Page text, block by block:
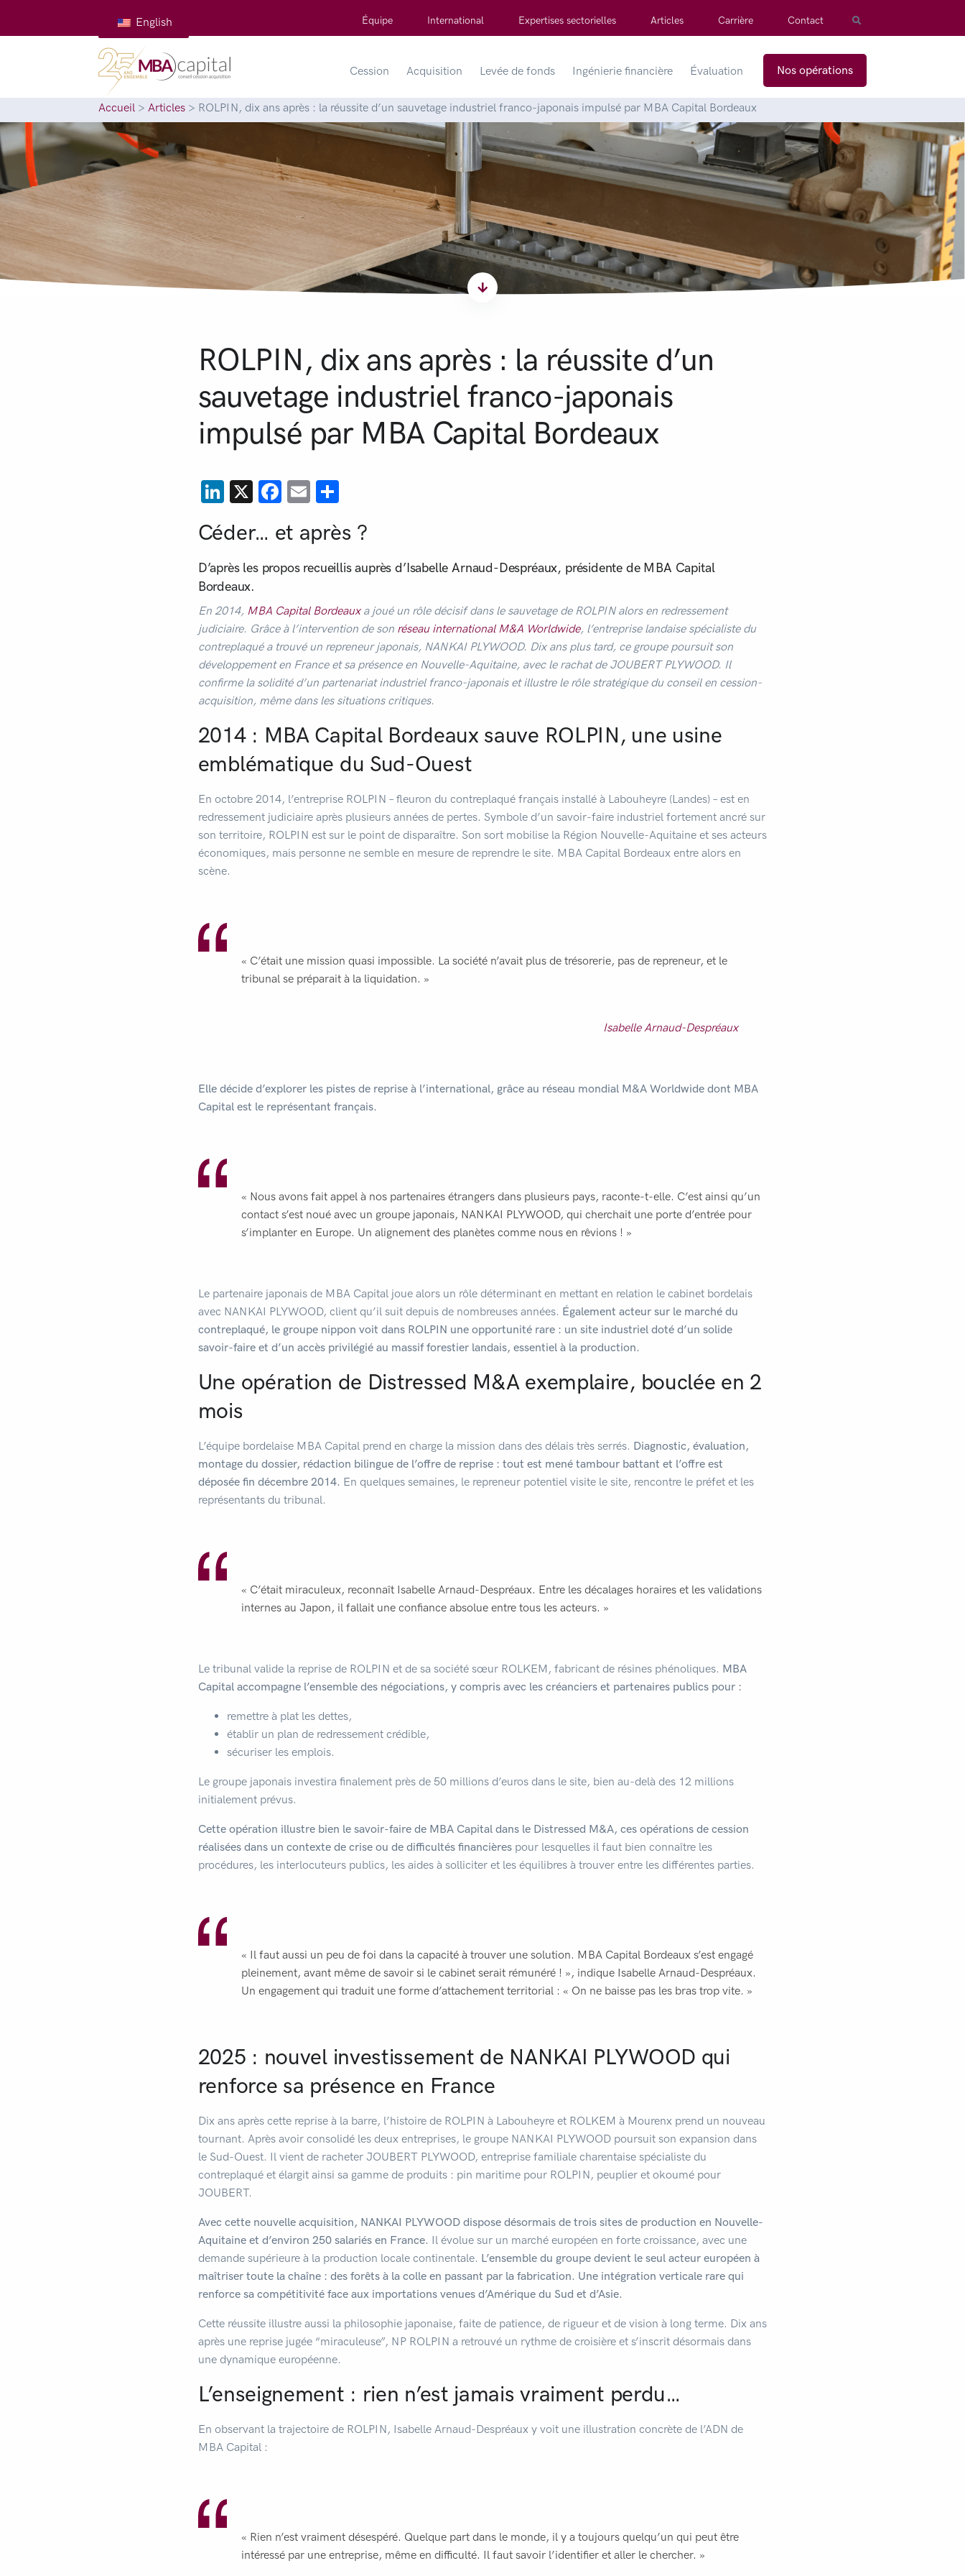
English Équipe International Expertises sectorielles Articles Carrière Contact
Cession Acquisition Levée de fonds Ingénierie financière Évaluation Nos opérations
Accueil > Articles > ROLPIN, dix ans après : la réussite d’un sauvetage industriel franco-japonais impulsé par MBA Capital Bordeaux
ROLPIN, dix ans après : la réussite d’un
sauvetage industriel franco-japonais
impulsé par MBA Capital Bordeaux
LinkedIn
X Facebook
EmailPartager
Céder… et après ?
D’après les propos recueillis auprès d’Isabelle Arnaud-Despréaux, présidente de MBA Capital
Bordeaux.
En 2014,MBA Capital Bordeaux a joué un rôle décisif dans le sauvetage de ROLPIN alors en redressement
judiciaire. Grâce à l’intervention de son réseau international M&A Worldwide, l’entreprise landaise spécialiste du
contreplaqué a trouvé un repreneur japonais, NANKAI PLYWOOD. Dix ans plus tard, ce groupe poursuit son
développement en France et sa présence en Nouvelle-Aquitaine, avec le rachat de JOUBERT PLYWOOD. Il
confirme la solidité d’un partenariat industriel franco-japonais et illustre le rôle stratégique du conseil en cession-
acquisition, même dans les situations critiques.
2014 : MBA Capital Bordeaux sauve ROLPIN, une usine
emblématique du Sud-Ouest
En octobre 2014, l’entreprise ROLPIN – fleuron du contreplaqué français installé à Labouheyre (Landes) – est en
redressement judiciaire après plusieurs années de pertes. Symbole d’un savoir-faire industriel fortement ancré sur
son territoire, ROLPIN est sur le point de disparaître. Son sort mobilise la Région Nouvelle-Aquitaine et ses acteurs
économiques, mais personne ne semble en mesure de reprendre le site. MBA Capital Bordeaux entre alors en
scène.
« C’était une mission quasi impossible. La société n’avait plus de trésorerie, pas de repreneur, et le
tribunal se préparait à la liquidation. »
Isabelle Arnaud-Despréaux
Elle décide d’explorer les pistes de reprise à l’international, grâce au réseau mondial M&A Worldwide dont MBA
Capital est le représentant français.
« Nous avons fait appel à nos partenaires étrangers dans plusieurs pays, raconte-t-elle. C’est ainsi qu’un
contact s’est noué avec un groupe japonais, NANKAI PLYWOOD, qui cherchait une porte d’entrée pour
s’implanter en Europe. Un alignement des planètes comme nous en rêvions ! »
Le partenaire japonais de MBA Capital joue alors un rôle déterminant en mettant en relation le cabinet bordelais
avec NANKAI PLYWOOD, client qu’il suit depuis de nombreuses années. Également acteur sur le marché du
contreplaqué, le groupe nippon voit dans ROLPIN une opportunité rare : un site industriel doté d’un solide
savoir-faire et d’un accès privilégié au massif forestier landais, essentiel à la production.
Une opération de Distressed M&A exemplaire, bouclée en 2
mois
L’équipe bordelaise MBA Capital prend en charge la mission dans des délais très serrés. Diagnostic, évaluation,
montage du dossier, rédaction bilingue de l’offre de reprise : tout est mené tambour battant et l’offre est
déposée fin décembre 2014. En quelques semaines, le repreneur potentiel visite le site, rencontre le préfet et les
représentants du tribunal.
« C’était miraculeux, reconnaît Isabelle Arnaud-Despréaux. Entre les décalages horaires et les validations
internes au Japon, il fallait une confiance absolue entre tous les acteurs. »
Le tribunal valide la reprise de ROLPIN et de sa société sœur ROLKEM, fabricant de résines phénoliques. MBA
Capital accompagne l’ensemble des négociations, y compris avec les créanciers et partenaires publics pour :
remettre à plat les dettes,
établir un plan de redressement crédible,
sécuriser les emplois.
Le groupe japonais investira finalement près de 50 millions d’euros dans le site, bien au-delà des 12 millions
initialement prévus.
Cette opération illustre bien le savoir-faire de MBA Capital dans le Distressed M&A, ces opérations de cession
réalisées dans un contexte de crise ou de difficultés financièrespour lesquelles il faut bien connaître les
procédures, les interlocuteurs publics, les aides à solliciter et les équilibres à trouver entre les différentes parties.
« Il faut aussi un peu de foi dans la capacité à trouver une solution. MBA Capital Bordeaux s’est engagé
pleinement, avant même de savoir si le cabinet serait rémunéré ! », indique Isabelle Arnaud-Despréaux.
Un engagement qui traduit une forme d’attachement territorial : « On ne baisse pas les bras trop vite. »
2025 : nouvel investissement de NANKAI PLYWOOD qui
renforce sa présence en France
Dix ans après cette reprise à la barre, l’histoire de ROLPIN à Labouheyre et ROLKEM à Mourenx prend un nouveau
tournant. Après avoir consolidé les deux entreprises, le groupe NANKAI PLYWOOD poursuit son expansion dans
le Sud-Ouest. Il vient de racheter JOUBERT PLYWOOD, entreprise familiale charentaise spécialiste du
contreplaqué et élargit ainsi sa gamme de produits : pin maritime pour ROLPIN, peuplier et okoumé pour
JOUBERT.
Avec cette nouvelle acquisition, NANKAI PLYWOOD dispose désormais de trois sites de production en Nouvelle-
Aquitaine et d’environ 250 salariés en France. Il évolue sur un marché européen en forte croissance, avec une
demande supérieure à la production locale continentale. L’ensemble du groupe devient le seul acteur européen à
maîtriser toute la chaîne : des forêts à la colle en passant par la fabrication. Une intégration verticale rare qui
renforce sa compétitivité face aux importations venues d’Amérique du Sud et d’Asie.
Cette réussite illustre aussi la philosophie japonaise, faite de patience, de rigueur et de vision à long terme. Dix ans
après une reprise jugée “miraculeuse”, NP ROLPIN a retrouvé un rythme de croisière et s’inscrit désormais dans
une dynamique européenne.
L’enseignement : rien n’est jamais vraiment perdu…
En observant la trajectoire de ROLPIN, Isabelle Arnaud-Despréaux y voit une illustration concrète de l’ADN de
MBA Capital :
« Rien n’est vraiment désespéré. Quelque part dans le monde, il y a toujours quelqu’un qui peut être
intéressé par une entreprise, même en difficulté. Il faut savoir l’identifier et aller le chercher. »